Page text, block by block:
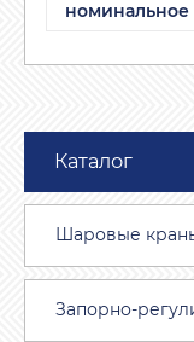
номинальное
Каталог
Шаровые
Запорно-